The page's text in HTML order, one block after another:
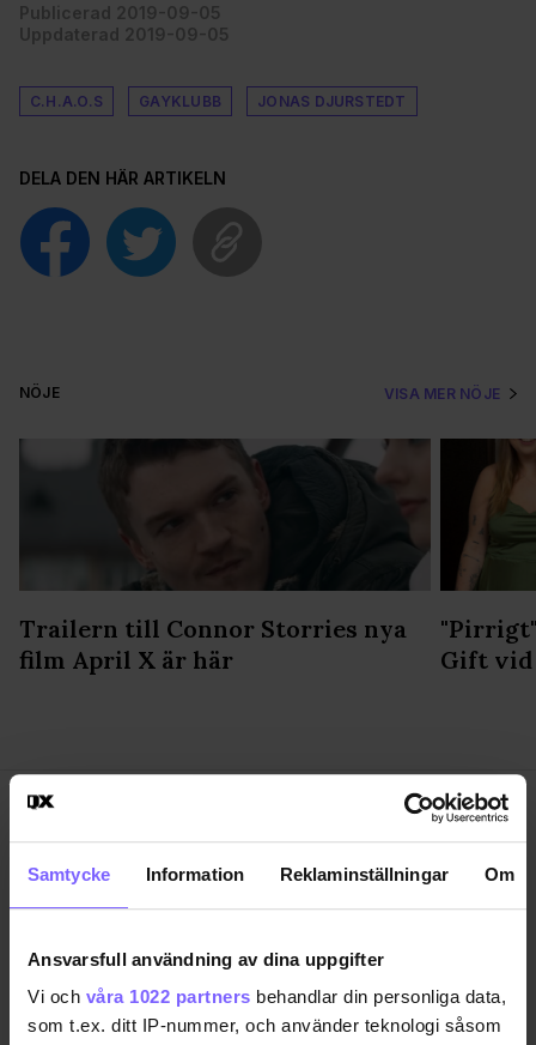
Samtycke Information Reklaminställningar Om
Ansvarsfull användning av dina uppgifter
Vi och våra 1022 partners behandlar din personliga data,
som t.ex. ditt IP-nummer, och använder teknologi såsom
Publicerad 2019-09-05
Uppdaterad 2019-09-05
C.H.A.O.S GAYKLUBB JONAS DJURSTEDT
DELA DEN HÄR ARTIKELN
NÖJE VISA MER NÖJE
Trailern till Connor Storries nya
film April X är här
Gift vid
SAMHÄLLE
RESA
ANNONSERA
TIDNINGSARKIV